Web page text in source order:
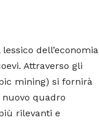
dell’economia
Attraverso gli
mining) si fornirà
quadro
rilevanti e